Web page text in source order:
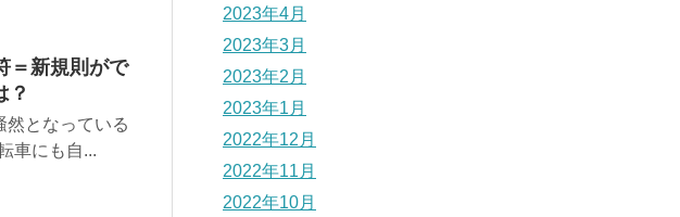
＝新規則がで
？
然となっている
車にも自...
2023年4月
2023年3月
2023年2月
2023年1月
2022年12月
2022年11月
2022年10月